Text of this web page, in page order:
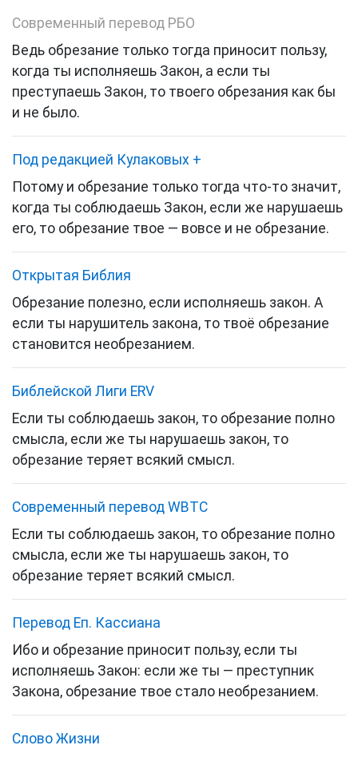
Современный перевод РБО
Ведь обрезание только тогда приносит пользу,
когда ты исполняешь Закон, а если ты
преступаешь Закон, то твоего обрезания как бы
и не было.
Под редакцией Кулаковых +
Потому и обрезание только тогда что-то значит,
когда ты соблюдаешь Закон, если же нарушаешь
его, то обрезание твое — вовсе и не обрезание.
Открытая Библия
Обрезание полезно, если исполняешь закон. А
если ты нарушитель закона, то твоё обрезание
становится необрезанием.
Библейской Лиги ERV
Если ты соблюдаешь закон, то обрезание полно
смысла, если же ты нарушаешь закон, то
обрезание теряет всякий смысл.
Cовременный перевод WBTC
Если ты соблюдаешь закон, то обрезание полно
смысла, если же ты нарушаешь закон, то
обрезание теряет всякий смысл.
Перевод Еп. Кассиана
Ибо и обрезание приносит пользу, если ты
исполняешь Закон: если же ты — преступник
Закона, обрезание твое стало необрезанием.
Слово Жизни